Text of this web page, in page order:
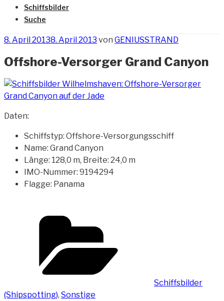
Schiffsbilder
Suche
Veröffentlicht
8. April 20138. April 2013 von GENIUSSTRAND
Offshore-Versorger Grand Canyon
Daten:
Schiffstyp: Offshore-Versorgungsschiff
Name: Grand Canyon
Länge: 128,0 m, Breite: 24,0 m
IMO-Nummer: 9194294
Flagge: Panama
Schiffsbilder
(Shipspotting), Sonstige